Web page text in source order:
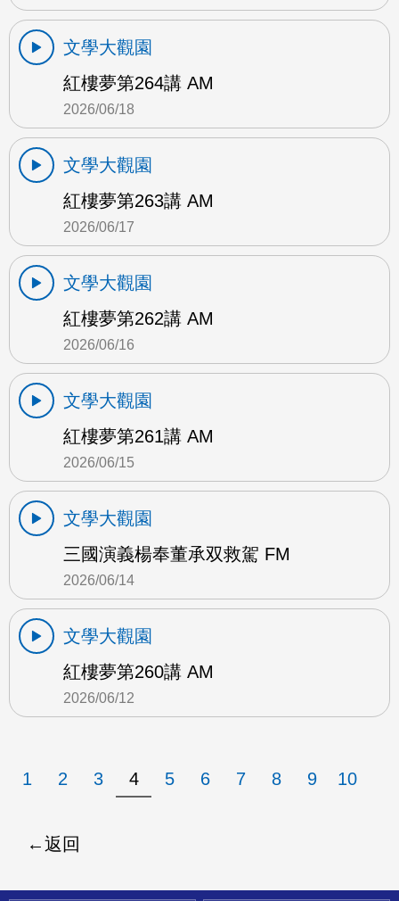
文學大觀園
紅樓夢第264講 AM
2026/06/18
文學大觀園
紅樓夢第263講 AM
2026/06/17
文學大觀園
紅樓夢第262講 AM
2026/06/16
文學大觀園
紅樓夢第261講 AM
2026/06/15
文學大觀園
三國演義楊奉董承双救駕 FM
2026/06/14
文學大觀園
紅樓夢第260講 AM
2026/06/12
1 2 3 4 5 6 7 8 9 10
返回